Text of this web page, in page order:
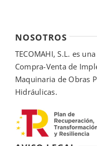
NOSOTROS
TECOMAHI, S.L. es
Compra-Venta de
Maquinaria de Obras
Hidráulicas.